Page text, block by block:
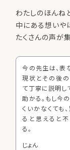
わたしのほんね
中にある想いや
たくさんの声が
今の先生は、表
現状とその後
て丁寧に説明し
助かる。もし今
くいかなくても
ると思えると
る。
じょん